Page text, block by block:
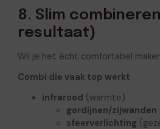
8. Slim
resultaat)
Wil je het écht comfortabel
Combi die vaak top werkt
infrarood (warmte)
gordijnen/zijwanden
sfeerverlichting